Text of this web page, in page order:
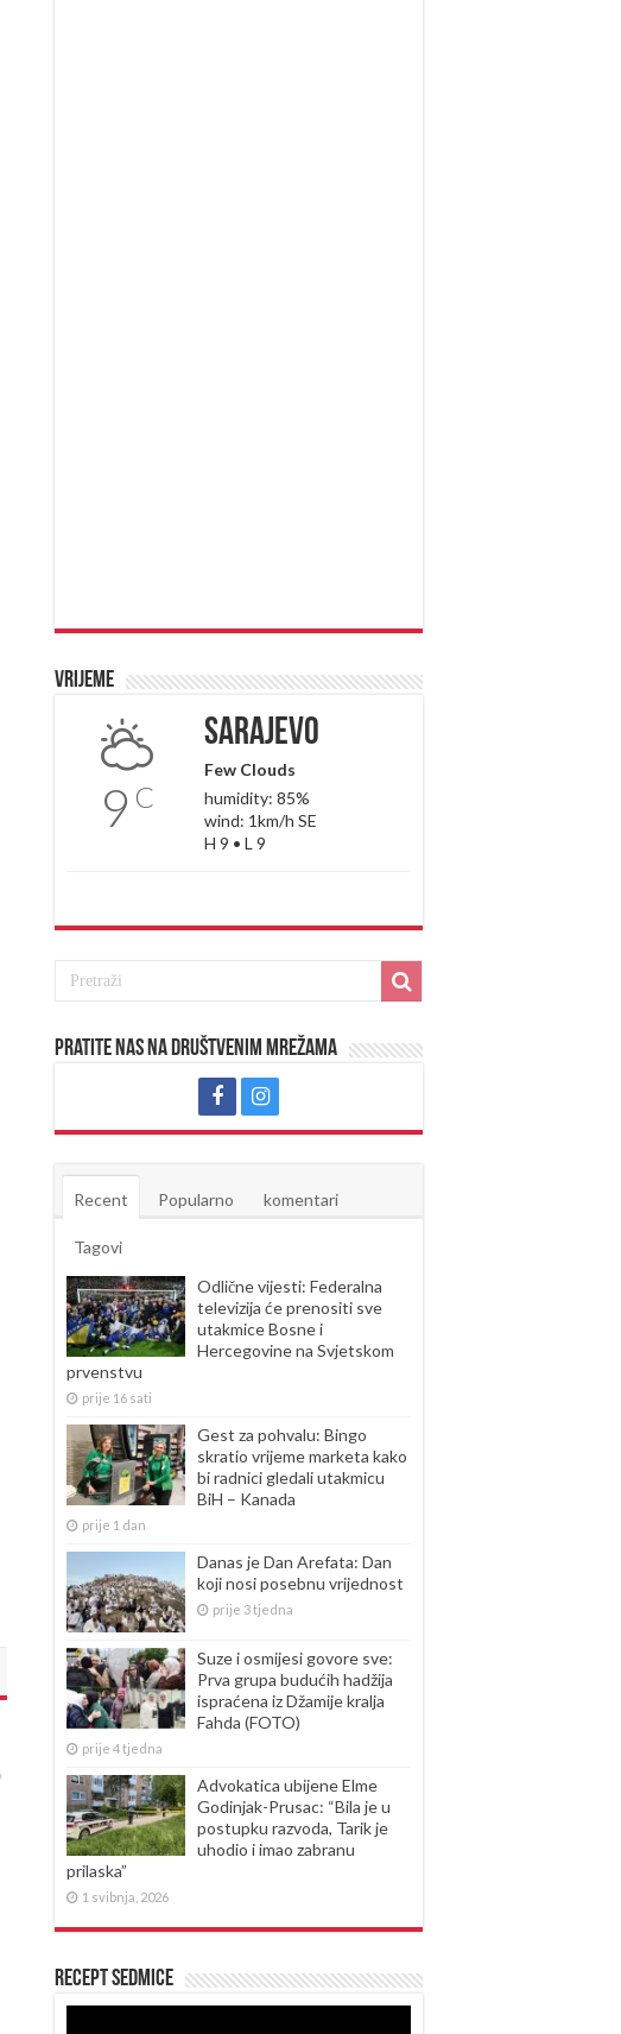
Vrijeme
9 C
Sarajevo
Few Clouds
humidity: 85%
wind: 1km/h SE
H 9 • L 9
Pratite nas na društvenim mrežama
Recent Popularno komentari
Tagovi
Odlične vijesti: Federalna
televizija će prenositi sve
utakmice Bosne i
Hercegovine na Svjetskom
prvenstvu
prije 16 sati
Gest za pohvalu: Bingo
skratio vrijeme marketa kako
bi radnici gledali utakmicu
BiH – Kanada
prije 1 dan
Danas je Dan Arefata: Dan
koji nosi posebnu vrijednost
prije 3 tjedna
Suze i osmijesi govore sve:
Prva grupa budućih hadžija
ispraćena iz Džamije kralja
Fahda (FOTO)
prije 4 tjedna
Advokatica ubijene Elme
Godinjak-Prusac: “Bila je u
postupku razvoda, Tarik je
uhodio i imao zabranu
prilaska”
1 svibnja, 2026
Recept sedmice